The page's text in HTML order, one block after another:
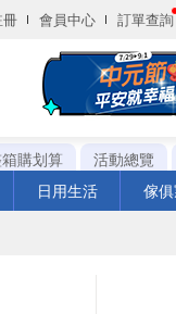
會員中心 訂單查詢
購划算 活動總覽
日用生活 傢